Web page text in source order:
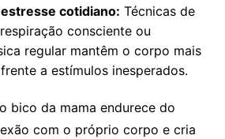
cotidiano: Técnicas de
consciente ou
regular mantêm o corpo mais
a estímulos inesperados.
bico da mama endurece do
com o próprio corpo e cria